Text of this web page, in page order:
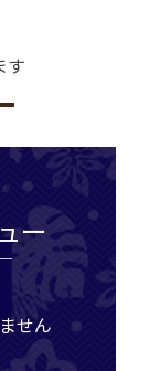
す
ー
せん